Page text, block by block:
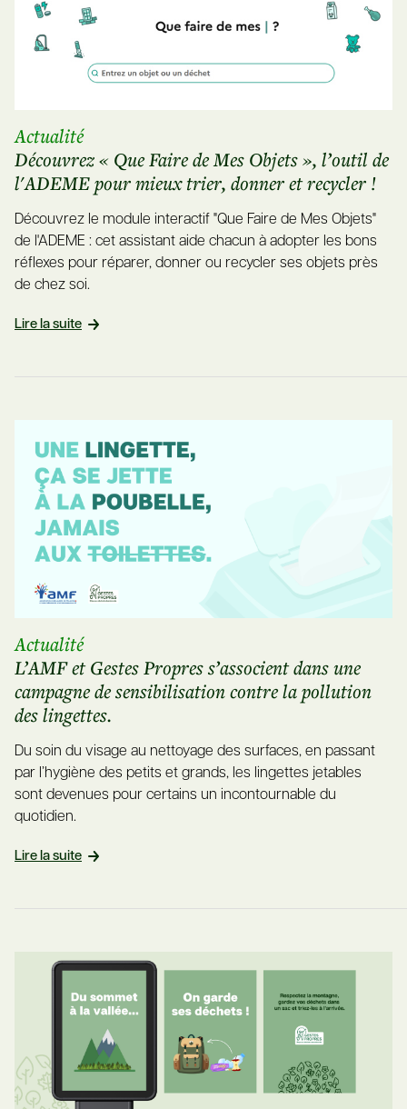
Actualité
Découvrez « Que Faire de Mes Objets », l’outil de
l'ADEME pour mieux trier, donner et recycler !
Découvrez le module interactif "Que Faire de Mes Objets"
de l'ADEME : cet assistant aide chacun à adopter les bons
réflexes pour réparer, donner ou recycler ses objets près
de chez soi.
Lire la suite
Actualité
L’AMF et Gestes Propres s’associent dans une
campagne de sensibilisation contre la pollution
des lingettes.
Du soin du visage au nettoyage des surfaces, en passant
par l’hygiène des petits et grands, les lingettes jetables
sont devenues pour certains un incontournable du
quotidien.
Lire la suite